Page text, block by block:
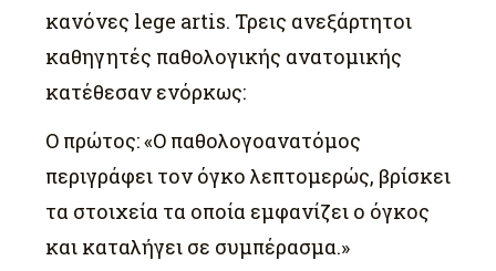
κανόνες lege artis. Τρεις ανεξάρτητοι
καθηγητές παθολογικής ανατομικής
κατέθεσαν ενόρκως:
Ο πρώτος: «Ο παθολογοανατόμος
περιγράφει τον όγκο λεπτομερώς, βρίσκει
τα στοιχεία τα οποία εμφανίζει ο όγκος
και καταλήγει σε συμπέρασμα.»